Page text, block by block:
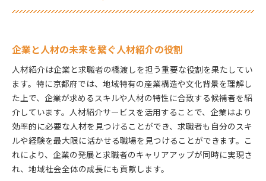
人材紹介を通じたスキルアップの方法
地域特有の魅力がある職場環境の提案
地域に根差した京都府の人材紹介で意欲的な未来を創
る
地域経済を支える人材の育成
地域のニーズに応じた人材紹介のアプローチ
京都独自の文化を活かした人材育成
地域密着型の支援がもたらす効果
企業と人材の未来を繋ぐ人材紹介の役割
人材紹介は企業と求職者の橋渡しを担う重要な役割を果たしてい
ます。特に京都府では、地域特有の産業構造や文化背景を理解し
た上で、企業が求めるスキルや人材の特性に合致する候補者を紹
介しています。人材紹介サービスを活用することで、企業はより
効率的に必要な人材を見つけることができ、求職者も自分のスキ
ルや経験を最大限に活かせる職場を見つけることができます。こ
れにより、企業の発展と求職者のキャリアアップが同時に実現さ
れ、地域社会全体の成長にも貢献します。